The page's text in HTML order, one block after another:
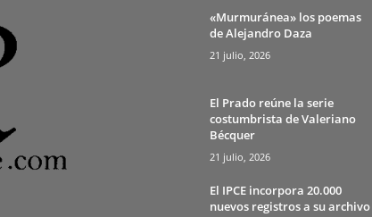
«Murmuránea» los poemas
de Alejandro Daza
21 julio, 2026
El Prado reúne la serie
costumbrista de Valeriano
Bécquer
21 julio, 2026
El IPCE incorpora 20.000
nuevos registros a su archivo